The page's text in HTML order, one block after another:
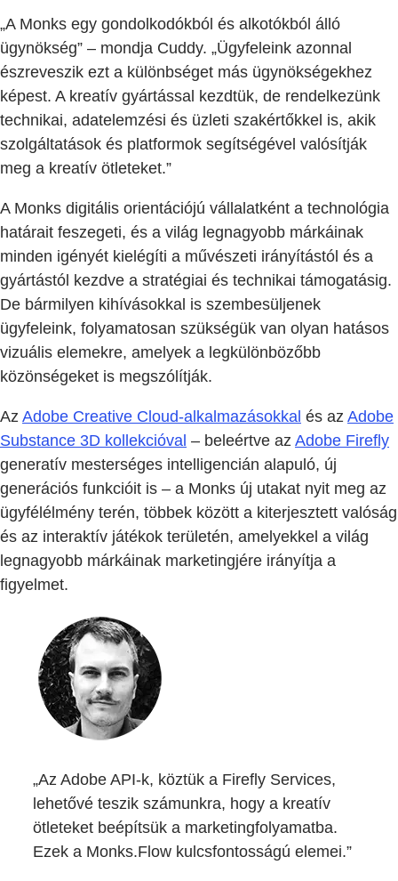
„A Monks egy gondolkodókból és alkotókból álló
ügynökség” – mondja Cuddy. „Ügyfeleink azonnal
észreveszik ezt a különbséget más ügynökségekhez
képest. A kreatív gyártással kezdtük, de rendelkezünk
technikai, adatelemzési és üzleti szakértőkkel is, akik
szolgáltatások és platformok segítségével valósítják
meg a kreatív ötleteket.”
A Monks digitális orientációjú vállalatként a technológia
határait feszegeti, és a világ legnagyobb márkáinak
minden igényét kielégíti a művészeti irányítástól és a
gyártástól kezdve a stratégiai és technikai támogatásig.
De bármilyen kihívásokkal is szembesüljenek
ügyfeleink, folyamatosan szükségük van olyan hatásos
vizuális elemekre, amelyek a legkülönbözőbb
közönségeket is megszólítják.
Az Adobe Creative Cloud-alkalmazásokkal és az Adobe
Substance 3D kollekcióval – beleértve az Adobe Firefly
generatív mesterséges intelligencián alapuló, új
generációs funkcióit is – a Monks új utakat nyit meg az
ügyfélélmény terén, többek között a kiterjesztett valóság
és az interaktív játékok területén, amelyekkel a világ
legnagyobb márkáinak marketingjére irányítja a
figyelmet.
„Az Adobe API-k, köztük a Firefly Services,
lehetővé teszik számunkra, hogy a kreatív
ötleteket beépítsük a marketingfolyamatba.
Ezek a Monks.Flow kulcsfontosságú elemei.”